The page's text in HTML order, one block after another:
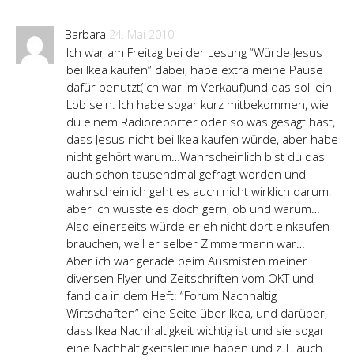
Barbara 24. Mai 2010
Ich war am Freitag bei der Lesung “Würde Jesus
bei Ikea kaufen” dabei, habe extra meine Pause
dafür benutzt(ich war im Verkauf)und das soll ein
Lob sein. Ich habe sogar kurz mitbekommen, wie
du einem Radioreporter oder so was gesagt hast,
dass Jesus nicht bei Ikea kaufen würde, aber habe
nicht gehört warum…Wahrscheinlich bist du das
auch schon tausendmal gefragt worden und
wahrscheinlich geht es auch nicht wirklich darum,
aber ich wüsste es doch gern, ob und warum…
Also einerseits würde er eh nicht dort einkaufen
brauchen, weil er selber Zimmermann war…
Aber ich war gerade beim Ausmisten meiner
diversen Flyer und Zeitschriften vom ÖKT und
fand da in dem Heft: “Forum Nachhaltig
Wirtschaften” eine Seite über Ikea, und darüber,
dass Ikea Nachhaltigkeit wichtig ist und sie sogar
eine Nachhaltigkeitsleitlinie haben und z.T. auch